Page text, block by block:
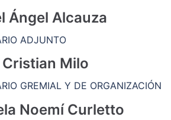
Ángel Alcauza
ADJUNTO
Cristian Milo
GREMIAL Y DE ORGANIZACIÓN
Noemí Curletto